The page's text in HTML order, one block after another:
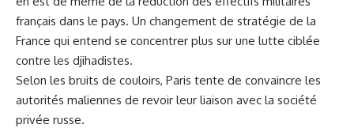
français dans le pays. Un changement de stratégie de la
France qui entend se concentrer plus sur une lutte ciblée
contre les djihadistes.
Selon les bruits de couloirs, Paris tente de convaincre les
autorités maliennes de revoir leur liaison avec la société
privée russe.